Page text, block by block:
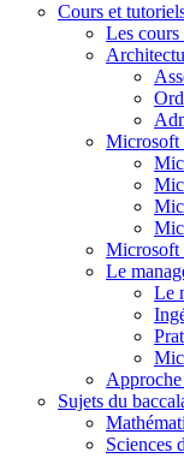
Cours et
Les cours
Microsoft
Microsoft
Le
Le
Approche
Sujets du
Sciences